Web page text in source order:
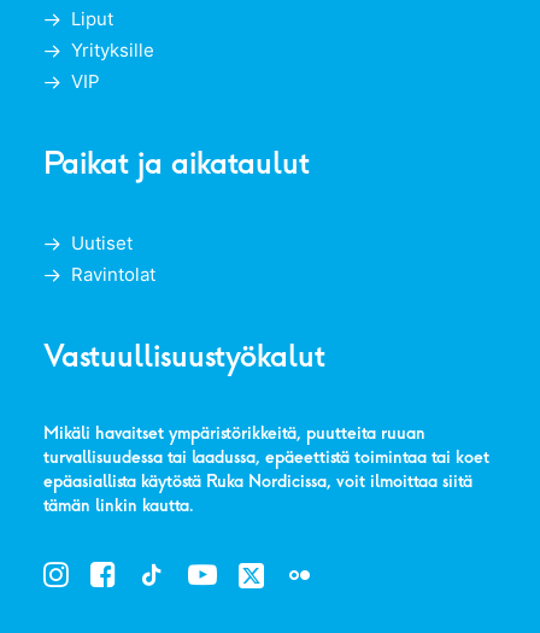
Liput
Yrityksille
VIP
Paikat ja aikataulut
Uutiset
Ravintolat
Vastuullisuustyökalut
Mikäli havaitset ympäristörikkeitä, puutteita ruuan
turvallisuudessa tai laadussa, epäeettistä toimintaa tai koet
epäasiallista käytöstä Ruka Nordicissa, voit ilmoittaa siitä
tämän linkin kautta.